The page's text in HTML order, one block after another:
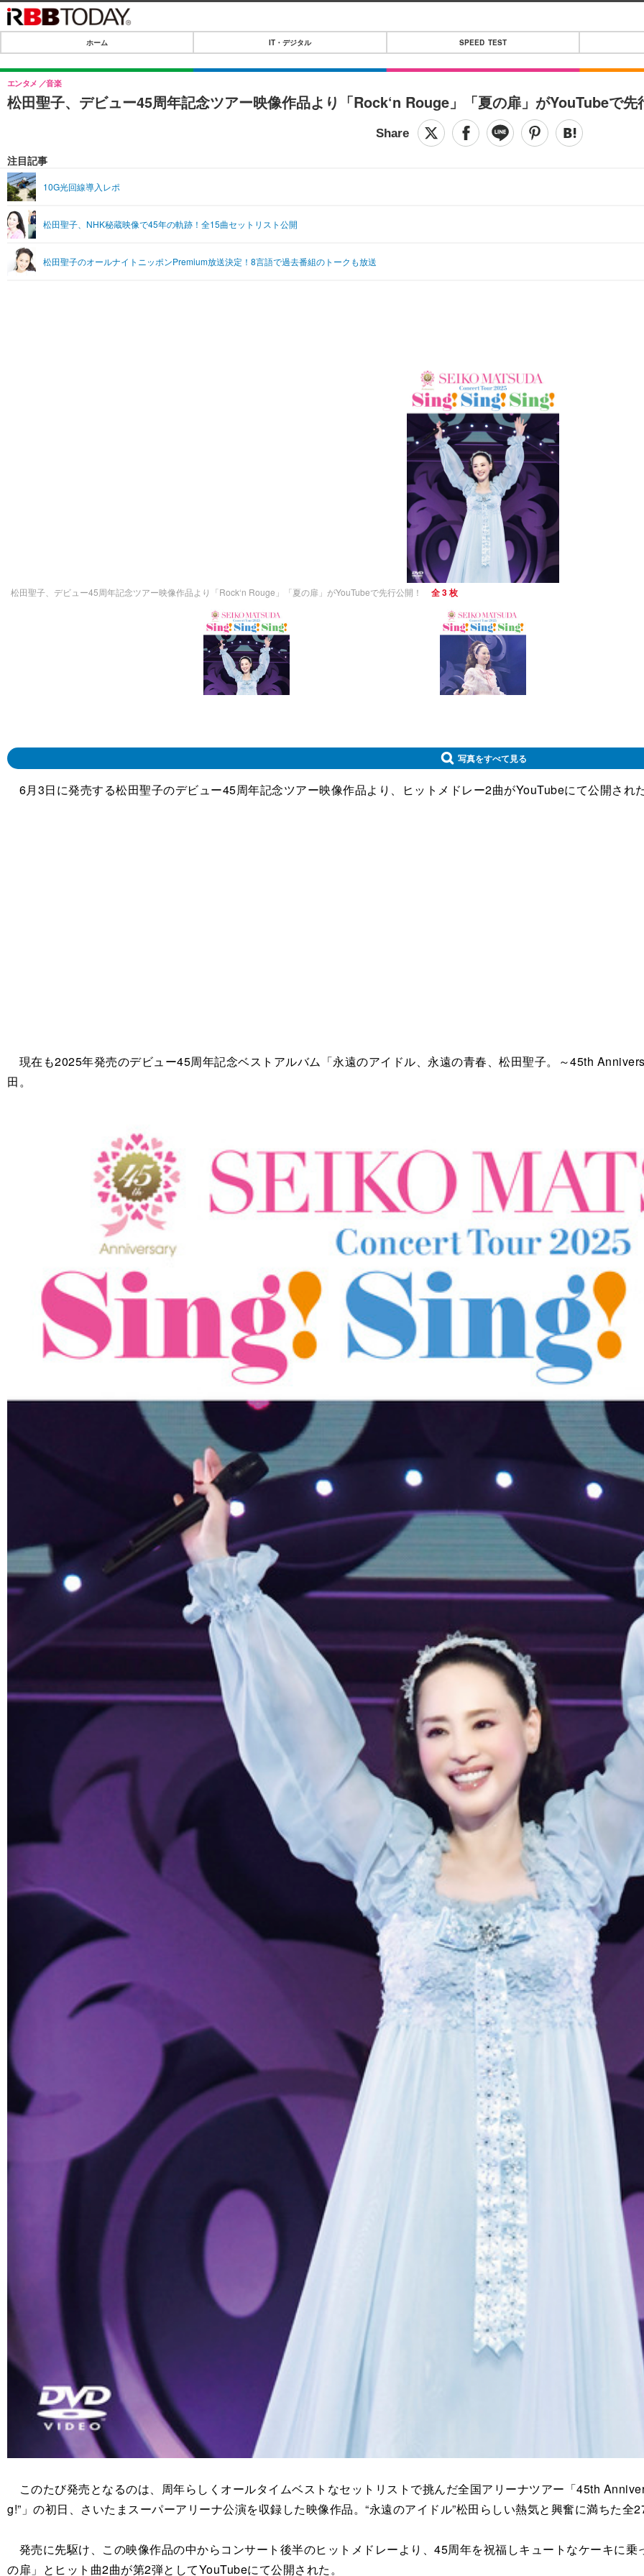
IT・デジタル
IT・デジタルTOP
SPEED TEST
音楽
ライフ
ペット
その他
リリース一覧
プッシュ通知の停止方法
ホーム IT・デジタル SPEED TEST
松田聖子、デビュー45周年記念ツアー映像作品より「Rock‘n Rouge」「夏の扉」がYouTubeで先
エンタメ 音楽
注目記事
10G光回線導入レポ
松田聖子、NHK秘蔵映像で45年の軌跡！全15曲セットリスト公開
松田聖子のオールナイトニッポンPremium放送決定！8言語で過去番組のトークも放送
松田聖子、デビュー45周年記念ツアー映像作品より「Rock‘n Rouge」「夏の扉」がYouTubeで先行公開！ 全 3 枚
写真をすべて見る
6月3日に発売する松田聖子のデビュー45周年記念ツアー映像作品より、ヒットメドレー2曲がYouTubeにて公開され
現在も2025年発売のデビュー45周年記念ベストアルバム「永遠のアイドル、永遠の青春、松田聖子。～45th
田。
このたび発売となるのは、周年らしくオールタイムベストなセットリストで挑んだ全国アリーナツアー「45th
g!”」の初日、さいたまスーパーアリーナ公演を収録した映像作品。“永遠のアイドル”松田らしい熱気と興奮に満ちた全
発売に先駆け、この映像作品の中からコンサート後半のヒットメドレーより、45周年を祝福しキュートなケーキに
の扉」とヒット曲2曲が第2弾としてYouTubeにて公開された。